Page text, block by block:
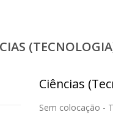
Ciências
Sem colocação -